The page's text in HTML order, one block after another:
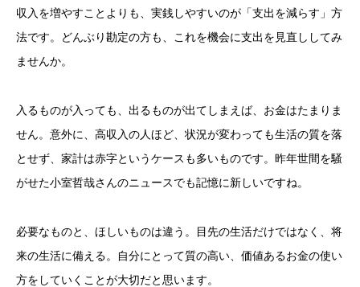
収入を増やすことよりも、実銭しやすいのが「支出を減らす」方
法です。どんぶり勘定の方も、これを機会に支出を見直ししてみ
ませんか。
入るものが入っても、出るものが出てしまえば、お金はたまりま
せん。意外に、高収入の人ほど、状況が変わっても生活の質を落
とせず、家計は赤字というケースも多いものです。昨年世間を騒
がせた小室哲哉さんのニュースでも記憶に新しいですね。
必要なものと、ほしいものは違う。目先の生活だけではなく、将
来の生活に備える。自分にとって質の高い、価値あるお金の使い
方をしていくことが大切だと思います。